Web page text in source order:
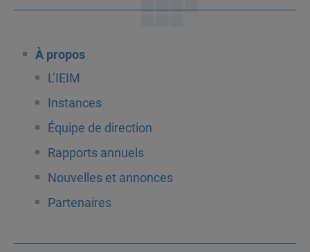
À propos
L’IEIM
Instances
Équipe de direction
Rapports annuels
Nouvelles et annonces
Partenaires